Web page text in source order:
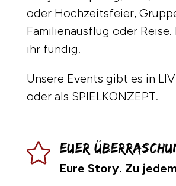
oder Hochzeitsfeier,
Familienausflug oder
ihr fündig.
Unsere Events gibt es in
oder als SPIELKONZEPT.
 Euer
Eure Story. Zu